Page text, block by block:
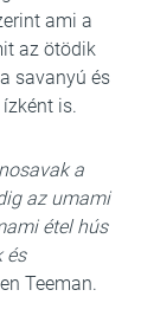
ami a
az ötödik
savanyú és
is.
a
az umami
étel hús
és
Teeman.